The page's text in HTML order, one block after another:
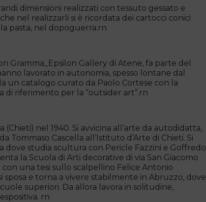
dimensioni realizzati con tessuto gessato e
nel realizzarli si è ricordata dei cartocci conici
pasta, nel dopoguerra.rn
Gramma_Epsilon Gallery di Atene, fa parte del
lavorato in autonomia, spesso lontane dal
un catalogo curato da Paolo Cortese con la
di riferimento per la “outsider art”.rn
nel 1940. Si avvicina all’arte da autodidatta,
Tommaso Cascella all’Istituto d’Arte di Chieti. Si
dove studia scultura con Pericle Fazzini e Goffredo
la Scuola di Arti decorative di via San Giacomo
con una tesi sullo scalpellino Felice Antonio
sposa e torna a vivere stabilmente in Abruzzo, dove
superiori. Da allora lavora in solitudine,
rn